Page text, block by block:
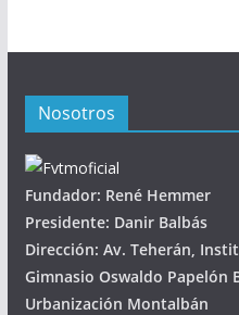
Nosotros
Fundador: René Hemmer
Presidente: Danir Balbás
Dirección: Av. Teherán,
Gimnasio Oswaldo Papelón
Urbanización Montalbán